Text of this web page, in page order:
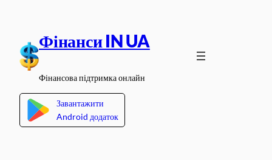
вмісту
Фінанси IN UA
Фінансова підтримка онлайн
Завантажити
Android додаток